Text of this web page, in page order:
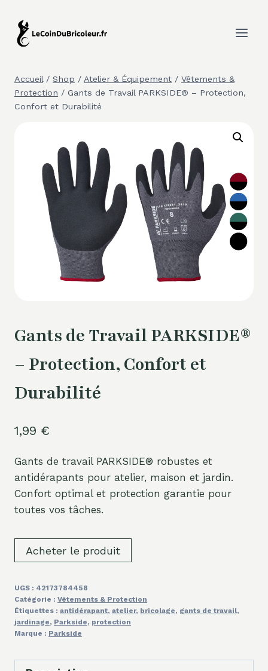
contenu
Accueil / Shop / Atelier & Équipement / Vêtements &
Protection / Gants de Travail PARKSIDE® – Protection,
Confort et Durabilité
Gants de Travail PARKSIDE®
– Protection, Confort et
Durabilité
1,99 €
Gants de travail PARKSIDE® robustes et
antidérapants pour atelier, maison et jardin.
Confort optimal et protection garantie pour
toutes vos tâches.
Acheter le produit
UGS : 42173784458
Catégorie : Vêtements & Protection
Étiquettes : antidérapant, atelier, bricolage, gants de travail,
jardinage, Parkside, protection
Marque : Parkside